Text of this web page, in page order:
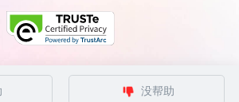
没帮助
公司 2026 Ksyun All Rights Reserved Kingsoft Corp.